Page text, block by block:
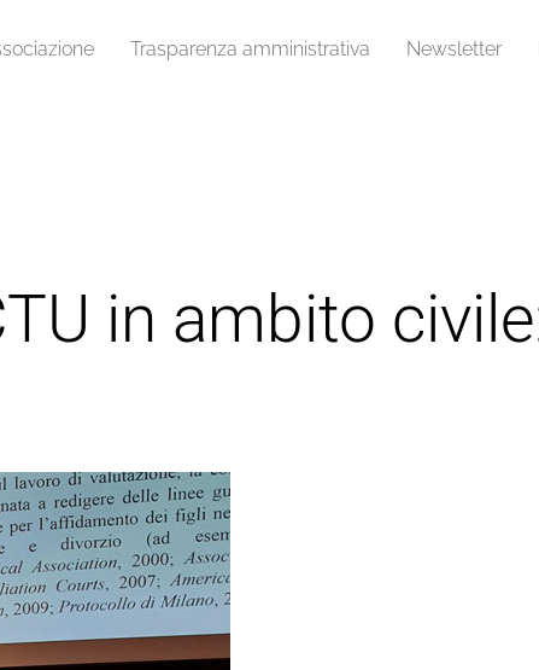
Trasparenza amministrativa Newsletter
in ambito